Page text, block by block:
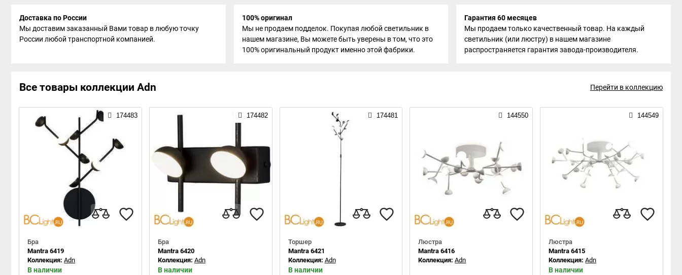
Доставка по России
Мы доставим заказанный Вами товар в любую точку
России любой транспортной компанией.
100% оригинал
Мы не продаем подделок. Покупая любой светильник в
нашем магазине, Вы можете быть уверены в том, что это
100% оригинальный продукт именно этой фабрики.
Гарантия 60 месяцев
Мы продаем только качественный товар. На каждый
светильник (или люстру) в нашем магазине
распространяется гарантия завода-производителя.
Все товары коллекции Adn Перейти в коллекцию
174483
Бра
Mantra 6419
Коллекция: Adn
В наличии
174482
Бра
Mantra 6420
Коллекция: Adn
В наличии
174481
Торшер
Mantra 6421
Коллекция: Adn
В наличии
144550
Люстра
Mantra 6416
Коллекция:Adn
144549
Люстра
Mantra 6415
Коллекция:Adn
В наличии